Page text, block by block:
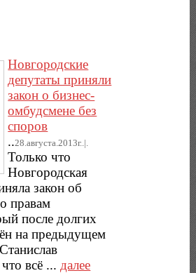
Новгородские
депутаты приняли
закон о бизнес-
омбудсмене без
споров
..28.августа.2013г..|.
Только что
Новгородская
закон об
правам
после долгих
на предыдущем
всё ... далее